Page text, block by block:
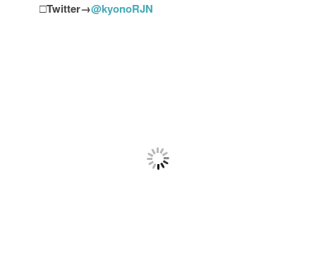
□Twitter→@kyonoRJN